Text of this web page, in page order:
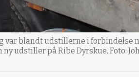
var blandt udstillerne i forbindelse
udstiller på Ribe Dyrskue. Foto: